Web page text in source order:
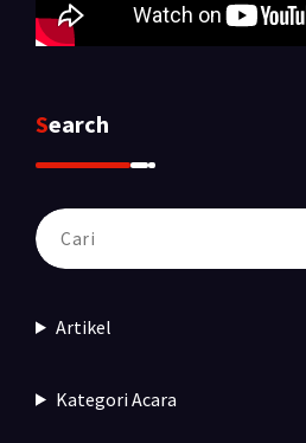
Search
Pencarian
untuk:
Artikel
Kategori Acara